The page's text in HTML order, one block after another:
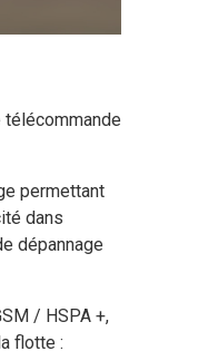
permettant
dans
dépannage
/ HSPA +,
flotte :